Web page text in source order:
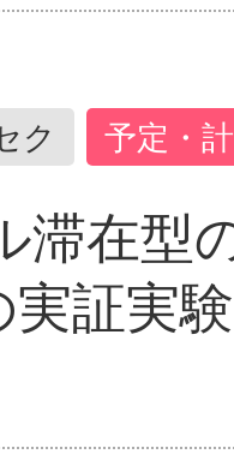
ク 予定・
滞在型
実証実